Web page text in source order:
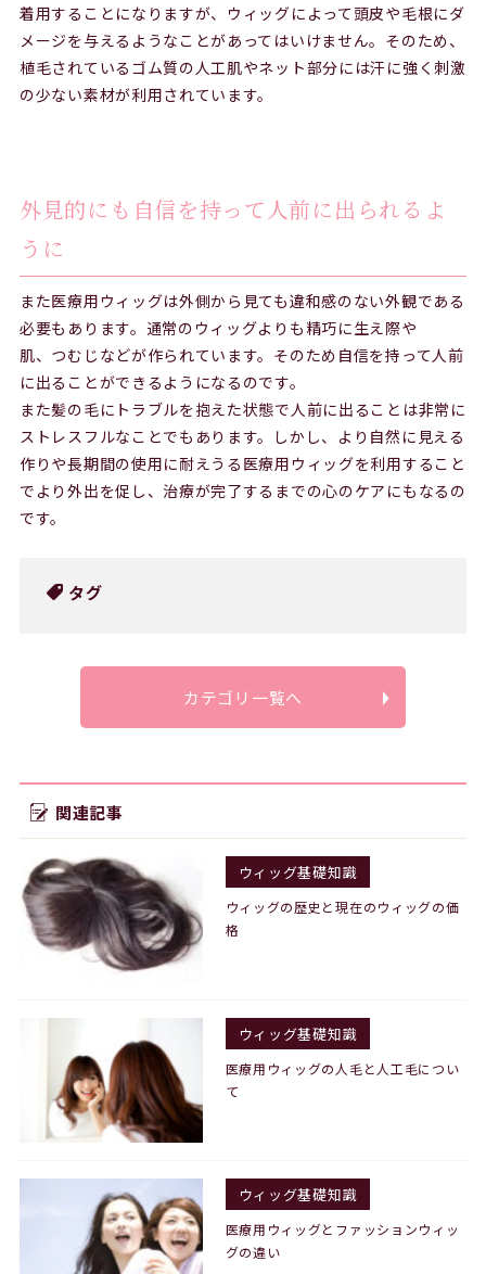
着用することになりますが、ウィッグによって頭皮や毛根にダ
メージを与えるようなことがあってはいけません。そのため、
植毛されているゴム質の人工肌やネット部分には汗に強く刺激
の少ない素材が利用されています。
外見的にも自信を持って人前に出られるよ
うに
また医療用ウィッグは外側から見ても違和感のない外観である
必要もあります。通常のウィッグよりも精巧に生え際や
肌、つむじなどが作られています。そのため自信を持って人前
に出ることができるようになるのです。
また髪の毛にトラブルを抱えた状態で人前に出ることは非常に
ストレスフルなことでもあります。しかし、より自然に見える
作りや長期間の使用に耐えうる医療用ウィッグを利用すること
でより外出を促し、治療が完了するまでの心のケアにもなるの
です。
タグ
カテゴリ一覧へ
関連記事
ウィッグ基礎知識
ウィッグの歴史と現在のウィッグの価
格
ウィッグ基礎知識
医療用ウィッグの人毛と人工毛につい
て
ウィッグ基礎知識
医療用ウィッグとファッションウィッ
グの違い